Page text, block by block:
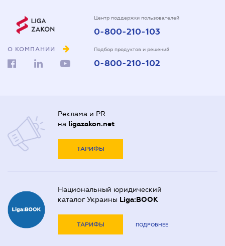
О КОМПАНИИ
Центр поддержки пользователей
0-800-210-103
Подбор продуктов и решений
0-800-210-102
Реклама и PR
на ligazakon.net
ТАРИФЫ
Национальный юридический
каталог Украины Liga:BOOK
ТАРИФЫ ПОДРОБНЕЕ